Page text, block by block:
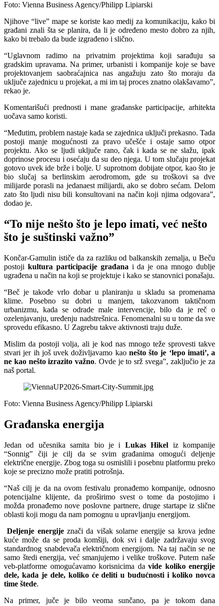
Foto: Vienna Business Agency/Philipp Lipiarski
Njihove “live” mape se koriste kao medij za komunikaciju, kako bi
građani znali šta se planira, da li je određeno mesto dobro za njih,
kako bi trebalo da bude izgrađeno i slično.
“Uglavnom radimo na privatnim projektima koji sarađuju sa
gradskim upravama. Na primer, urbanisti i kompanije koje se bave
projektovanjem saobraćajnica nas angažuju zato što moraju da
uključe zajednicu u projekat, a mi im taj proces znatno olakšavamo”,
rekao je.
Komentarišući prednosti i mane građanske participacije, arhitekta
uočava samo koristi.
“Međutim, problem nastaje kada se zajednica uključi prekasno. Tada
postoji manje mogućnosti za pravo učešće i ostaje samo otpor
projektu. Ako se ljudi uključe rano, čak i kada se ne slažu, ipak
doprinose procesu i osećaju da su deo njega. U tom slučaju projekat
gotovo uvek ide brže i bolje. U suprotnom dobijate otpor, kao što je
bio slučaj sa berlinskim aerodromom, gde su troškovi sa dve
milijarde porasli na jedanaest milijardi, ako se dobro sećam. Delom
zato što ljudi nisu bili konsultovani na način koji njima odgovara”,
dodao je.
“To nije nešto što je lepo imati, već nešto
što je suštinski važno”
Končar-Gamulin ističe da za razliku od balkanskih zemalja, u Beču
postoji kultura participacije građana i da je ona mnogo dublje
ugrađena u način na koji se projektuje i kako se stanovnici ponašaju.
“Beč je takođe vrlo dobar u planiranju u skladu sa promenama
klime. Posebno su dobri u manjem, takozvanom taktičnom
urbanizmu, kada se odrade male intervencije, bilo da je reč o
ozelenjavanju, uređenju nadstrešnica. Fenomenalni su u tome da sve
sprovedu efikasno. U Zagrebu takve aktivnosti traju duže.
Mislim da postoji volja, ali je kod nas mnogo teže sprovesti takve
stvari jer ih još uvek doživljavamo kao nešto što je ‘lepo imati’, a
ne kao nešto izrazito važno. Ovde je to srž svega”, zaključio je za
naš portal.
Foto: Vienna Business Agency/Philipp Lipiarski
Građanska energija
Jedan od učesnika samita bio je i Lukas Hikel iz kompanije
“Sonnig” čiji je cilj da se svim građanima omogući deljenje
električne energije. Zbog toga su osmislili i posebnu platformu preko
koje se precizno može pratiti potrošnja.
“Naš cilj je da na ovom festivalu pronađemo kompanije, odnosno
potencijalne klijente, da proširimo svest o tome da postojimo i
možda pronađemo nove poslovne partnere, druge startape iz slične
oblasti koji mogu da nam pomognu u upravljanju energijom.
Deljenje energijeznači da višak solarne energije sa krova jedne
kuće može da se proda komšiji, dok svi i dalje zadržavaju svog
standardnog snabdevača električnom energijom. Na taj način se ne
samo štedi energija, već smanjujemo i velike troškove. Putem naše
veb-platforme omogućavamo korisnicima da vide koliko energije
dele, kada je dele, koliko će deliti u budućnosti i koliko novca
time štede.
Na primer, juče je bilo veoma sunčano, pa je tokom dana